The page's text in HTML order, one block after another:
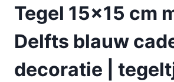
Tegel 15×15 cm
Delfts blauw
decoratie |